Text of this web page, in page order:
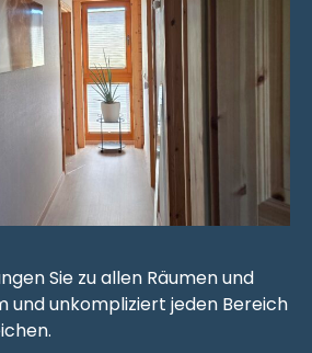
Sie zu allen Räumen und
und unkompliziert jeden Bereich